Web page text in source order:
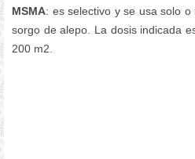
MSMA: es selectivo y se usa solo
sorgo de alepo. La dosis indicada
200 m2.